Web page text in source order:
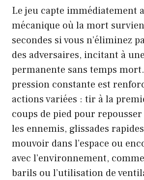
Le jeu capte immédiatement
mécanique où la mort
secondes si vous n’éliminez
des adversaires, incitant à
permanente sans temps
pression constante est
actions variées : tir à la
coups de pied pour
les ennemis, glissades
mouvoir dans l’espace ou
avec l’environnement,
barils ou l’utilisation de